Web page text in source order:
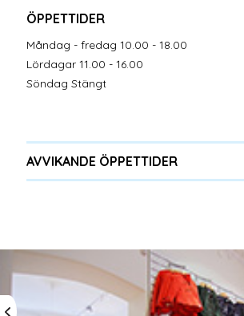
ÖPPETTIDER
Måndag - fredag 10.00 - 18.00
Lördagar 11.00 - 16.00
Söndag Stängt
AVVIKANDE ÖPPETTIDER